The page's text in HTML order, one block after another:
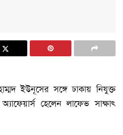
ইউনূসের সঙ্গে ঢাকায় নিযুক্ত
হেলেন লাফেভ সাক্ষাৎ